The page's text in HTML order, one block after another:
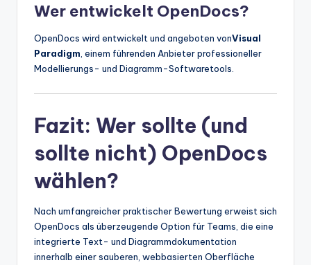
Wer entwickelt OpenDocs?
OpenDocs wird entwickelt und angeboten vonVisual
Paradigm , einem führenden Anbieter professioneller
Modellierungs- und Diagramm-Softwaretools.
Fazit: Wer sollte (und
sollte nicht) OpenDocs
wählen?
Nach umfangreicher praktischer Bewertung erweist sich
OpenDocs als überzeugende Option für Teams, die eine
integrierte Text- und Diagrammdokumentation
innerhalb einer sauberen, webbasierten Oberfläche